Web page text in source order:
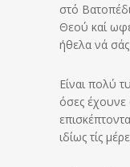
στό
Θεού καί
ήθελα νά
Είναι πολύ
όσες
ιδίως τίς